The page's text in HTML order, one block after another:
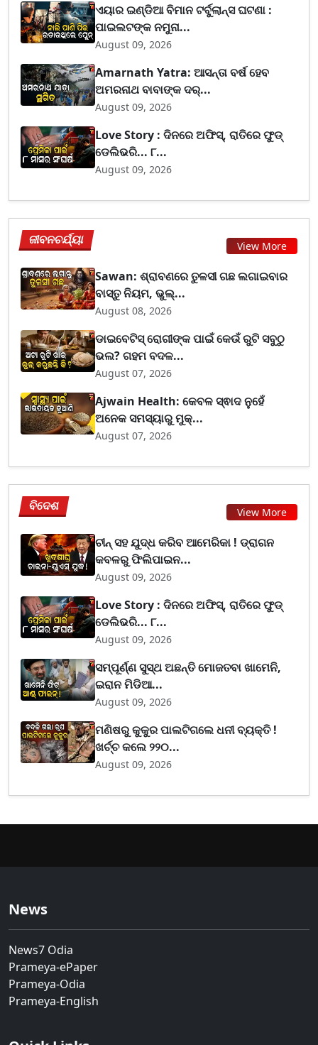
ଏୟାର ଇଣ୍ଡିଆ ବିମାନ ଟର୍ବୁଲାନ୍ସ ଘଟଣା :
ପାଇଲଟଙ୍କ ନମୁନା...
August 09, 2026
Amarnath Yatra: ଆସନ୍ତା ବର୍ଷ ହେବ
ଅମରନାଥ ବାବାଙ୍କ ଦର୍...
August 09, 2026
Love Story : ଦିନରେ ଅଫିସ୍, ରାତିରେ ଫୁଡ୍
ଡେଲିଭରି... ୮...
August 09, 2026
ଜୀବନଚର୍ଯ୍ୟା View More
Sawan: ଶ୍ରାବଣରେ ତୁଳସୀ ଗଛ ଲଗାଇବାର
ବାସ୍ତୁ ନିୟମ, ଭୁଲ୍...
August 08, 2026
ଡାଇବେଟିସ୍ ରୋଗୀଙ୍କ ପାଇଁ କେଉଁ ରୁଟି ସବୁଠୁ
ଭଲ? ଗହମ ବଦଳ...
August 07, 2026
Ajwain Health: କେବଳ ସ୍ଵାଦ ନୁହେଁ
ଅନେକ ସମସ୍ୟାରୁ ମୁକ୍...
August 07, 2026
ବିଦେଶ View More
ଚୀନ୍ ସହ ଯୁଦ୍ଧ କରିବ ଆମେରିକା ! ଡ୍ରାଗନ
କବଳରୁ ଫିଲିପାଇନ...
August 09, 2026
Love Story : ଦିନରେ ଅଫିସ୍, ରାତିରେ ଫୁଡ୍
ଡେଲିଭରି... ୮...
August 09, 2026
ସମ୍ପୂର୍ଣ୍ଣ ସୁସ୍ଥ ଅଛନ୍ତି ମୋଜତବା ଖାମେନି,
ଇରାନ ମିଡିଆ...
August 09, 2026
ମଣିଷରୁ କୁକୁର ପାଲଟିଗଲେ ଧନୀ ବ୍ୟକ୍ତି !
ଖର୍ଚ୍ଚ କଲେ ୨୨୦...
August 09, 2026
News
News7 Odia
Prameya-ePaper
Prameya-Odia
Prameya-English